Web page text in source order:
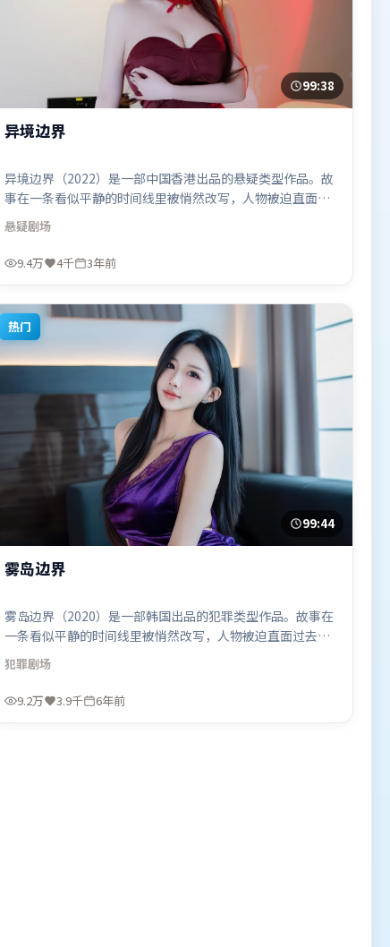
99:38
异境边界
异境边界（2022）是一部中国香港出品的悬疑类型作品。故
事在一条看似平静的时间线里被悄然改写，人物被迫直面过
去与现在的撕裂。人物关系网复杂却不凌乱，每场对手戏都
推动信息增量。由娄烨执导，奥卡菲娜、谭卓、马东锡，黄
渤、周冬雨、胡歌等联袂出演。影片于2022年9月13日（中
悬疑剧场
9.4万 4千 3年前
热门
99:44
雾岛边界
雾岛边界（2020）是一部韩国出品的犯罪类型作品。故事在
一条看似平静的时间线里被悄然改写，人物被迫直面过去与
现在的撕裂。类型元素被重新组合，既致敬经典也尝试突破
套路。由毕赣执导，汤唯、秦海璐、肖战，堺雅人、宋康昊
等联袂出演。影片于2020年2月19日（韩国）在部分地区首
犯罪剧场
9.2万 3.9千 6年前